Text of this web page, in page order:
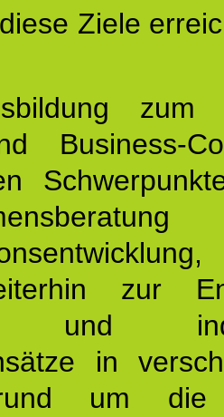
Ziele
zum
Business-
zur
und
in
um die